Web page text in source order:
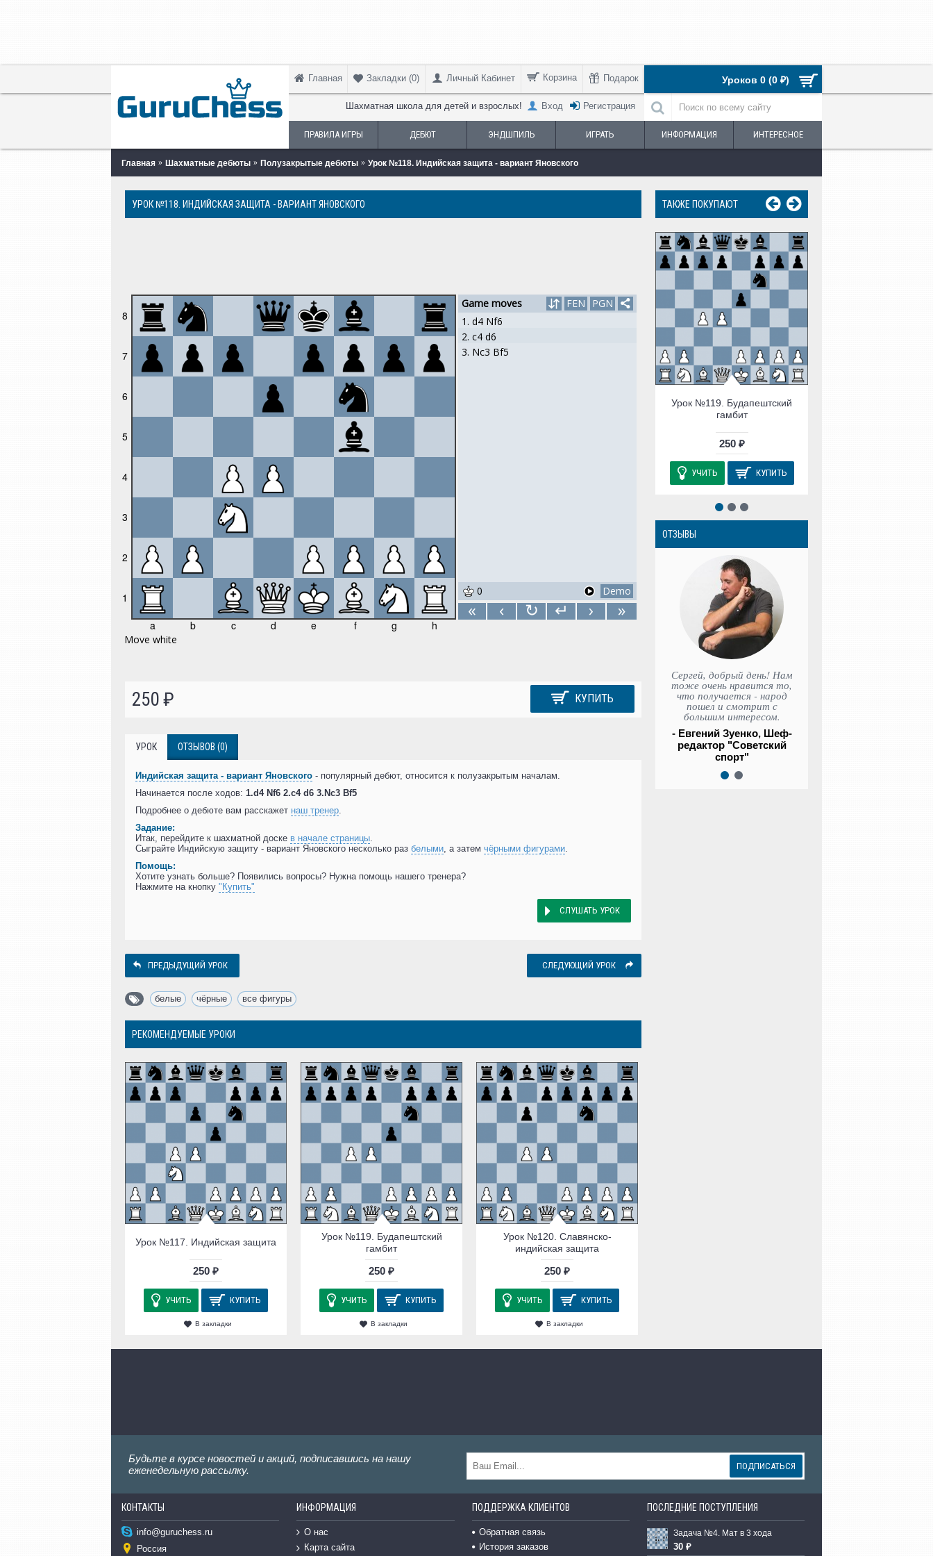
Главная Закладки (0) Личный Кабинет Корзина Подарок Уроков 0 (0 ₽)
Шахматная школа для детей и взрослых! Вход Регистрация
ПРАВИЛА ИГРЫ ДЕБЮТ ЭНДШПИЛЬ ИГРАТЬ ИНФОРМАЦИЯ ИНТЕРЕСНОЕ
Главная Шахматные дебюты Полузакрытые дебюты Урок №118. Индийская защита - вариант Яновского
ТАКЖЕ ПОКУПАЮТ
Урок №119. Будапештский
гамбит
250 ₽
УЧИТЬ КУПИТЬ
ОТЗЫВЫ
Сергей, добрый день! Нам
тоже очень нравится то,
что получается - народ
пошел и смотрит с
большим интересом.
- Евгений Зуенко, Шеф-
редактор "Советский
спорт"
1 2
УРОК №118. ИНДИЙСКАЯ ЗАЩИТА - ВАРИАНТ ЯНОВСКОГО
250 ₽ КУПИТЬ
УРОК ОТЗЫВОВ (0)
Индийская защита - вариант Яновского - популярный дебют, относится к полузакрытым началам.
Начинается после ходов: 1.d4 Nf6 2.c4 d6 3.Nc3 Bf5
Подробнее о дебюте вам расскажет наш тренер.
Задание:
Итак, перейдите к шахматной доске в начале страницы.
Сыграйте Индийскую защиту - вариант Яновского несколько раз белыми, а затем чёрными фигурами.
Помощь:
Хотите узнать больше? Появились вопросы? Нужна помощь нашего тренера?
Нажмите на кнопку "Купить"
СЛУШАТЬ УРОК
ПРЕДЫДУЩИЙ УРОК СЛЕДУЮЩИЙ УРОК
белые чёрные все фигуры
РЕКОМЕНДУЕМЫЕ УРОКИ
Урок №117. Индийская защита
250 ₽
УЧИТЬ КУПИТЬ
В закладки
Урок №119. Будапештский
гамбит
250 ₽
УЧИТЬ КУПИТЬ
В закладки
Урок №120. Славянско-
индийская защита
250 ₽
УЧИТЬ КУПИТЬ
В закладки
Будьте в курсе новостей и акций, подписавшись на нашу
еженедельную рассылку.
ПОДПИСАТЬСЯ
КОНТАКТЫ
info@guruchess.ru
Россия
ИНФОРМАЦИЯ
О нас
Карта сайта
ПОДДЕРЖКА КЛИЕНТОВ
Обратная связь
История заказов
ПОСЛЕДНИЕ ПОСТУПЛЕНИЯ
Задача №4. Мат в 3 хода
30 ₽